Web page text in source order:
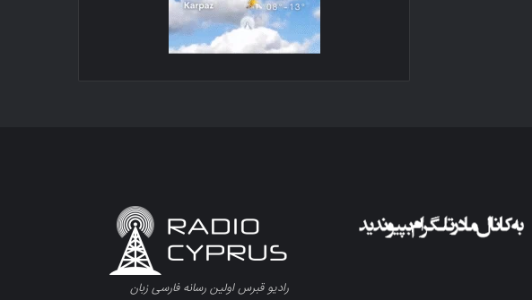
رادیو قبرس اولین رسانه فارسی زبان